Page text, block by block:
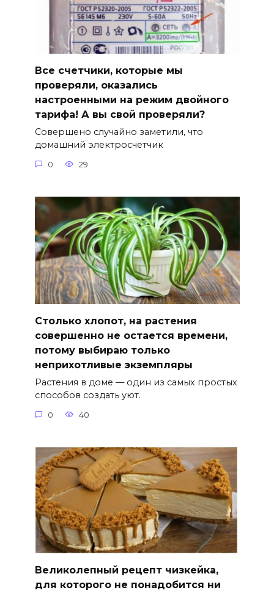
Все счетчики, которые мы
проверяли, оказались
настроенными на режим двойного
тарифа! А вы свой проверяли?
Совершено случайно заметили, что
домашний электросчетчик
0 29
Столько хлопот, на растения
совершенно не остается времени,
потому выбираю только
неприхотливые экземпляры
Растения в доме — один из самых простых
способов создать уют.
0 40
Великолепный рецепт чизкейка,
для которого не понадобится ни